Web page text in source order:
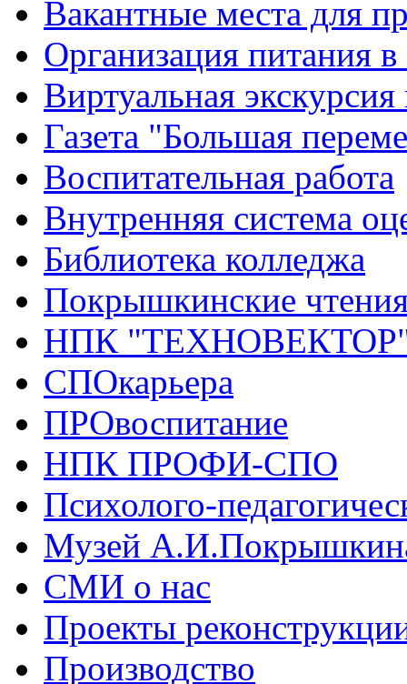
Вакантные места для
Организация питания в
Виртуальная
Газета "Большая
Воспитательная работа
Внутренняя система
Библиотека колледжа
Покрышкинские
НПК
СПОкарьера
ПРОвоспитание
НПК ПРОФИ-СПО
Психолого-
Музей
СМИ о нас
Проекты
Производство